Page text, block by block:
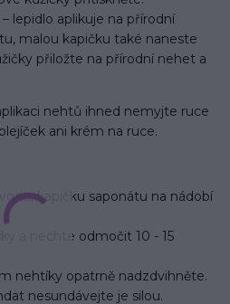
lepidlo aplikuje na přírodní
malou kapičku také naneste
přiložte na přírodní nehet a
nehtů ihned nemyjte ruce
ani krém na ruce.
kapičku saponátu na nádobí
a nechte odmočit 10 - 15
nehtíky opatrně nadzdvihněte.
nesundávejte je silou.